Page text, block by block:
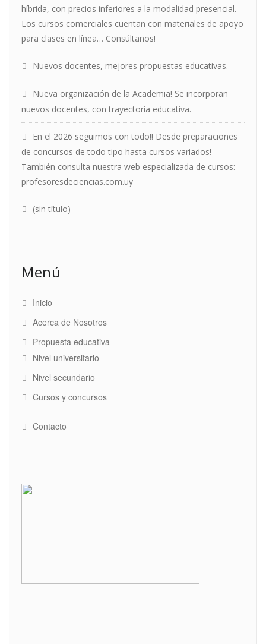
híbrida, con precios inferiores a la modalidad presencial.
Los cursos comerciales cuentan con materiales de apoyo
para clases en línea… Consúltanos!
Nuevos docentes, mejores propuestas educativas.
Nueva organización de la Academia! Se incorporan
nuevos docentes, con trayectoria educativa.
En el 2026 seguimos con todo!! Desde preparaciones
de concursos de todo tipo hasta cursos variados!
También consulta nuestra web especializada de cursos:
profesoresdeciencias.com.uy
(sin título)
Menú
Inicio
Acerca de Nosotros
Propuesta educativa
Nivel universitario
Nivel secundario
Cursos y concursos
Contacto